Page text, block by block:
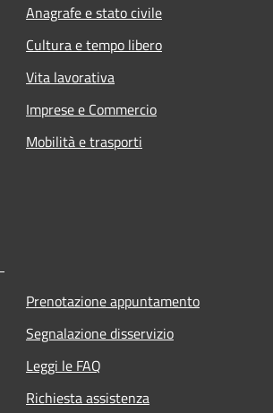
Anagrafe e stato civile
Cultura e tempo libero
Vita lavorativa
Imprese e Commercio
Mobilità e trasporti
Prenotazione appuntamento
Segnalazione disservizio
Leggi le FAQ
Richiesta assistenza